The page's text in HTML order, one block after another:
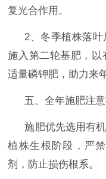
复光合作用。
2、冬季植株落叶
施入第二轮基肥，以
适量磷钾肥，助力来
五、全年施肥注
施肥优先选用有
植株生根阶段，严
剂，防止损伤根系。